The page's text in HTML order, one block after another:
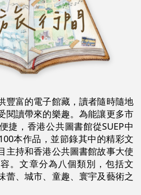
豐富的電子館藏，讀者隨時隨地
閱讀帶來的樂趣。為能讓更多市
捷，香港公共圖書館從SUEP中
本作品，並節錄其中的精彩文
主持和香港公共圖書館故事大使
。文章分為八個類別，包括文
蕾、城市、童趣、寰宇及藝術之